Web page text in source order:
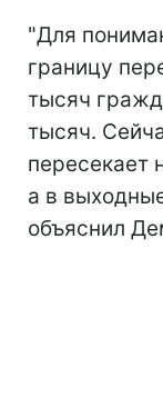
"Для
границу
тысяч
тысяч.
пересекает
а в
объяснил